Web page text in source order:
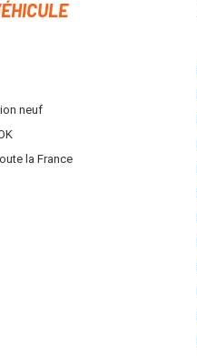
neuf
la France